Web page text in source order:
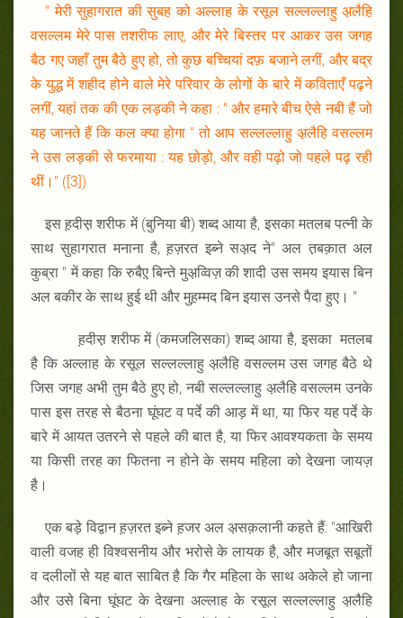
" मेरी सुहागरात की सुबह को अल्लाह के रसूल सल्लल्लाहु अ़लैहि
वसल्लम मेरे पास तशरीफ लाए, और मेरे बिस्तर पर आकर उस जगह
बैठ गए जहाँ तुम बैठे हुए हो, तो कुछ बच्चियां दफ़ बजाने लगीं, और बद्र
के युद्ध में शहीद होने वाले मेरे परिवार के लोगों के बारे में कविताएँ पढ़ने
लगीं, यहां तक की एक लड़की ने कहा : " और हमारे बीच ऐसे नबी हैं जो
यह जानते हैं कि कल क्या होगा " तो आप सल्लल्लाहु अ़लैहि वसल्लम
ने उस लड़की से फरमाया : यह छोड़ो, और वही पढ़ो जो पहले पढ़ रही
थीं।" ([3])
इस ह़दीस़ शरीफ में (बुनिया बी) शब्द आया है, इसका मतलब पत्नी के
साथ सुहागरात मनाना है, ह़ज़रत इब्ने सअ़द ने" अल त़बक़ात अल
कुब्रा " में कहा कि रुबैए़ बिन्ते मुअ़व्विज़ की शादी उस समय इयास बिन
अल बकीर के साथ हुई थी और मुह़म्मद बिन इयास उनसे पैदा हुए। "
ह़दीस़ शरीफ में (कमजलिसका) शब्द आया है, इसका मतलब
है कि अल्लाह के रसूल सल्लल्लाहु अ़लैहि वसल्लम उस जगह बैठे थे
जिस जगह अभी तुम बैठे हुए हो, नबी सल्लल्लाहु अ़लैहि वसल्लम उनके
पास इस तरह से बैठना घूंघट व पर्दे की आड़ में था, या फिर यह पर्दे के
बारे में आयत उतरने से पहले की बात है, या फिर आवश्यकता के समय
या किसी तरह का फितना न होने के समय महिला को देखना जायज़
है।
एक बड़े विद्वान ह़ज़रत इब्ने ह़जर अल अ़सक़लानी कहते हैं: "आखिरी
वाली वजह ही विश्वसनीय और भरोसे के लायक है, और मजबूत सबूतों
व दलीलों से यह बात साबित है कि गैर महिला के साथ अकेले हो जाना
और उसे बिना घूंघट के देखना अल्लाह के रसूल सल्लल्लाहु अ़लैहि